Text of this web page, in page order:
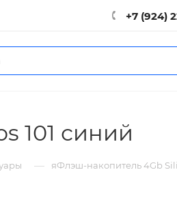
+7 (924)
101 синий
— яФлэш-накопитель 4Gb